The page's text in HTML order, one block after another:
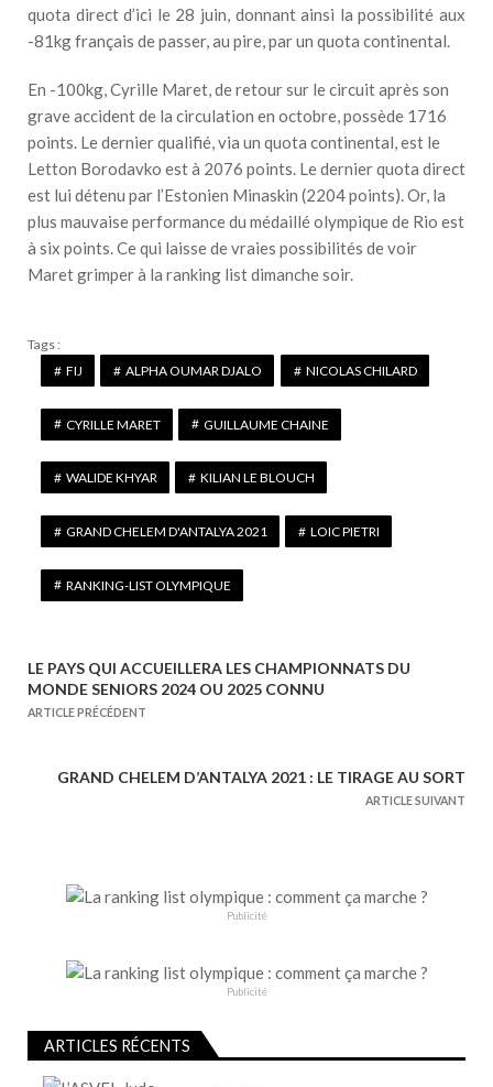
quota direct d’ici le 28 juin, donnant ainsi la possibilité aux
-81kg français de passer, au pire, par un quota continental.
En -100kg, Cyrille Maret, de retour sur le circuit après son
grave accident de la circulation en octobre, possède 1716
points. Le dernier qualifié, via un quota continental, est le
Letton Borodavko est à 2076 points. Le dernier quota direct
est lui détenu par l’Estonien Minaskin (2204 points). Or, la
plus mauvaise performance du médaillé olympique de Rio est
à six points. Ce qui laisse de vraies possibilités de voir
Maret grimper à la ranking list dimanche soir.
Tags :
FIJ
ALPHA OUMAR DJALO NICOLAS CHILARD
CYRILLE MARET GUILLAUME CHAINE
WALIDE KHYAR KILIAN LE BLOUCH
GRAND CHELEM D'ANTALYA 2021 LOIC PIETRI
RANKING-LIST OLYMPIQUE
N
a
l
’
LE PAYS QUI ACCUEILLERA LES CHAMPIONNATS DU
MONDE SENIORS 2024 OU 2025 CONNU
ARTICLE PRÉCÉDENT
GRAND CHELEM D’ANTALYA 2021 : LE TIRAGE AU SORT
ARTICLE SUIVANT
Publicité
Publicité
ARTICLES RÉCENTS